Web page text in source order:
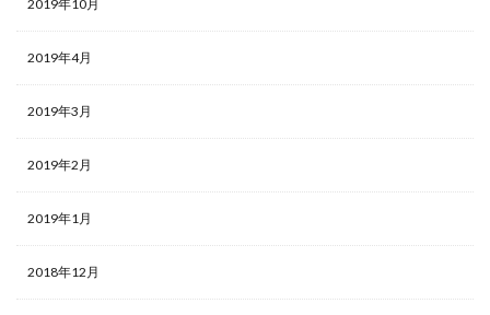
2019年10月
2019年4月
2019年3月
2019年2月
2019年1月
2018年12月